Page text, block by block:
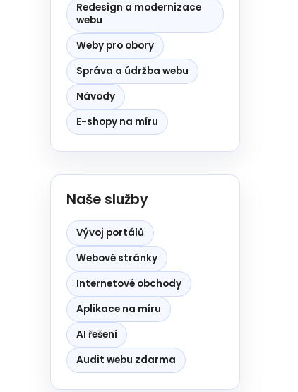
Redesign a modernizace
webu
Weby pro obory
Správa a údržba webu
Návody
E-shopy na míru
Naše služby
Vývoj portálů
Webové stránky
Internetové obchody
Aplikace na míru
AI řešení
Audit webu zdarma